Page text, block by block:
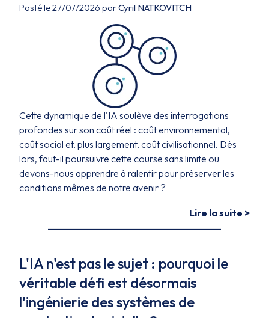
Posté le 27/07/2026 parCyril NATKOVITCH
Cette dynamique de l'IA soulève des interrogations
profondes sur son coût réel : coût environnemental,
coût social et, plus largement, coût civilisationnel. Dès
lors, faut-il poursuivre cette course sans limite ou
devons-nous apprendre à ralentir pour préserver les
conditions mêmes de notre avenir ?
Lire la suite >
L'IA n'est pas le sujet : pourquoi le
véritable défi est désormais
l'ingénierie des systèmes de